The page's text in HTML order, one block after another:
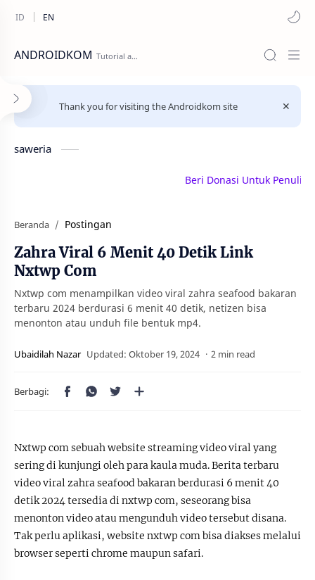
ANDROIDKOM
Thank you for visiting the Androidkom site
saweria
Beri Donasi Untuk Penulis
Beranda Postingan
Zahra Viral 6 Menit 40 Detik Link
Nxtwp Com
Nxtwp com menampilkan video viral zahra seafood bakaran
terbaru 2024 berdurasi 6 menit 40 detik, netizen bisa
menonton atau unduh file bentuk mp4.
2 min read
Nxtwp com sebuah website streaming video viral yang
sering di kunjungi oleh para kaula muda. Berita terbaru
video viral zahra seafood bakaran berdurasi 6 menit 40
detik 2024 tersedia di nxtwp com, seseorang bisa
menonton video atau mengunduh video tersebut disana.
Tak perlu aplikasi, website nxtwp com bisa diakses melalui
browser seperti chrome maupun safari.